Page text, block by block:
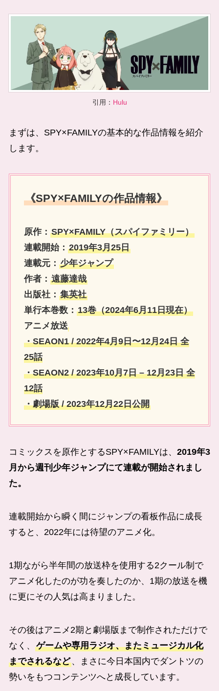
引用： Hulu
まずは、SPY×FAMILYの基本的な作品情報を紹介
します。
《SPY×FAMILYの作品情報》
原作： SPY×FAMILY（スパイファミリー）
連載開始： 2019年3月25日
連載元： 少年ジャンプ
作者： 遠藤達哉
出版社： 集英社
単行本巻数： 13巻（2024年6月11日現在）
アニメ放送
・SEAON1 / 2022年4月9日〜12月24日 全
25話
・SEAON2 / 2023年10月7日 – 12月23日 全
12話
・劇場版 / 2023年12月22日公開
コミックスを原作とするSPY×FAMILYは、 2019年3
月から週刊少年ジャンプにて連載が開始されまし
た。
連載開始から瞬く間にジャンプの看板作品に成長
すると、2022年には待望のアニメ化。
1期ながら半年間の放送枠を使用する2クール制で
アニメ化したのが功を奏したのか、1期の放送を機
に更にその人気は高まりました。
その後はアニメ2期と劇場版まで制作されただけで
なく、 ゲームや専用ラジオ、またミュージカル化
までされるなど、まさに今日本国内でダントツの
勢いをもつコンテンツへと成長しています。